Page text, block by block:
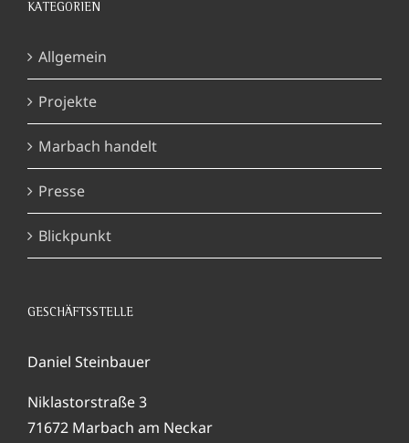
KATEGORIEN
Allgemein
Projekte
Marbach handelt
Presse
Blickpunkt
GESCHÄFTSSTELLE
Daniel Steinbauer
Niklastorstraße 3
71672 Marbach am Neckar